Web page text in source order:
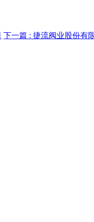
下一篇 : 捷流阀业股份有